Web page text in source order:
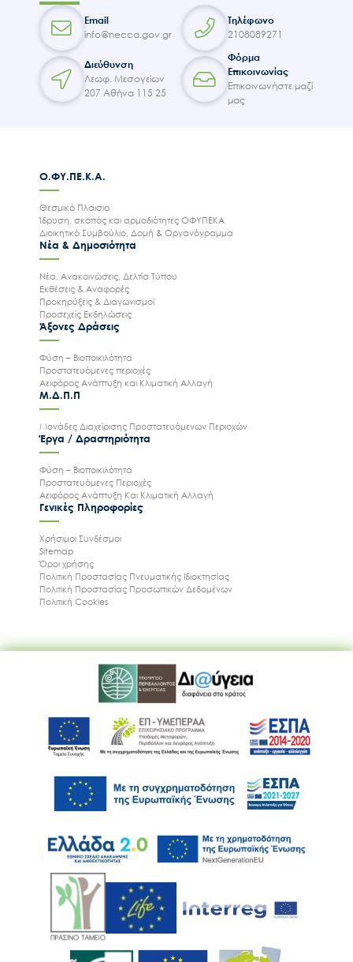
Μ.Δ.Π.Π.
Έργα
Εισιτήρια
Επικοινωνία
Email
info@necca.gov.gr
Τηλέφωνο
2108089271
Διεύθυνση
Λεωφ. Μεσογείων
207 Αθήνα 115 25
Φόρμα
Επικοινωνίας
Επικοινωνήστε μαζί
μας
Ο.ΦΥ.ΠΕ.Κ.Α.
Θεσμικό Πλαισιο
Ίδρυση, σκοπός και αρμοδιότητες ΟΦΥΠΕΚΑ
Διοικητικό Συμβούλιο, Δομή & Οργανόγραμμα
Νέα & Δημοσιότητα
Νέα, Ανακοινώσεις, Δελτία Τύπου
Εκθέσεις & Αναφορές
Προκηρύξεις & Διαγωνισμοί
Προσεχείς Εκδηλώσεις
Άξονες Δράσεις
Φύση – Βιοποικιλότητα
Προστατευόμενες περιοχές
Αειφόρος Ανάπτυξη και Κλιματική Αλλαγή
Μ.Δ.Π.Π
Μονάδες Διαχείρισης Προστατευόμενων Περιοχών
Έργα / Δραστηριότητα
Φύση – Βιοποικιλότητα
Προστατευόμενες Περιοχές
Αειφόρος Ανάπτυξη Και Κλιματική Αλλαγή
Γενικές Πληροφορίες
Χρήσιμοι Συνδέσμοι
Sitemap
Όροι χρήσης
Πολιτική Προστασίας Πνευματικής Ιδιοκτησίας
Πολιτική Προστασίας Προσωπικών Δεδομένων
Πολιτική Cookies